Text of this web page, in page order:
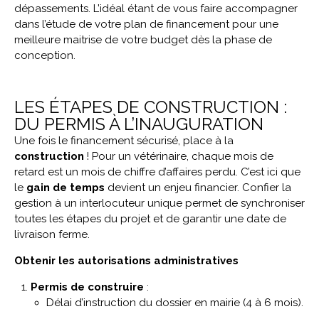
dépassements. L’idéal étant de vous faire accompagner
dans l’étude de votre plan de financement pour une
meilleure maitrise de votre budget dès la phase de
conception.
LES ÉTAPES DE CONSTRUCTION :
DU PERMIS À L’INAUGURATION
Une fois le financement sécurisé, place à la
construction ! Pour un vétérinaire, chaque mois de
retard est un mois de chiffre d’affaires perdu. C’est ici que
le gain de temps devient un enjeu financier. Confier la
gestion à un interlocuteur unique permet de synchroniser
toutes les étapes du projet et de garantir une date de
livraison ferme.
Obtenir les autorisations administratives
Permis de construire :
Délai d’instruction du dossier en mairie (4 à 6 mois).